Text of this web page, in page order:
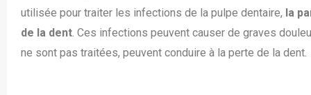
utilisée pour traiter les infections de la pulpe dentaire, la
de la dent . Ces infections peuvent causer de graves
ne sont pas traitées, peuvent conduire à la perte de la dent.